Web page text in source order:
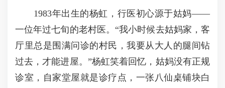
1983年出生的杨虹，行医初心源于姑妈——
一位年过七旬的老村医。“我小时候去姑妈家，客
厅里总是围满问诊的村民，我要从大人的腿间钻
过去，才能进屋。”杨虹笑着回忆，姑妈没有正规
诊室，自家堂屋就是诊疗点，一张八仙桌铺块白